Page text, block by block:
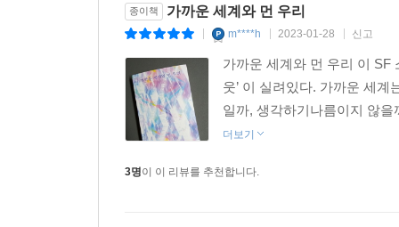
종이책 가까운 세계와 먼 우리
m****h 2023-01-28 신고
가까운 세계와 먼 우리 이 SF
웃’ 이 실려있다. 가까운 세
일까, 생각하기나름이지 않
더보기
3명이 이 리뷰를 추천합니다.